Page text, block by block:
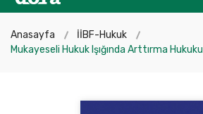
Anasayfa
İİBF-Hukuk
Mukayeseli Hukuk Işığında Arttırma Hukuku